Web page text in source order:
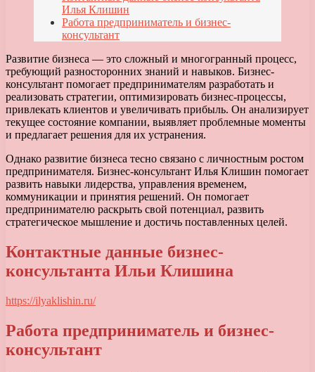
Илья Клишин
Работа предприниматель и бизнес-
консультант
Развитие бизнеса — это сложный и многогранный процесс,
требующий разносторонних знаний и навыков. Бизнес-
консультант помогает предпринимателям разработать и
реализовать стратегии, оптимизировать бизнес-процессы,
привлекать клиентов и увеличивать прибыль. Он анализирует
текущее состояние компании, выявляет проблемные моменты
и предлагает решения для их устранения.
Однако развитие бизнеса тесно связано с личностным ростом
предпринимателя. Бизнес-консультант Илья Клишин помогает
развить навыки лидерства, управления временем,
коммуникации и принятия решений. Он помогает
предпринимателю раскрыть свой потенциал, развить
стратегическое мышление и достичь поставленных целей.
Контактные данные бизнес-
консультанта Ильи Клишина
https://ilyaklishin.ru/
Работа предприниматель и бизнес-
консультант